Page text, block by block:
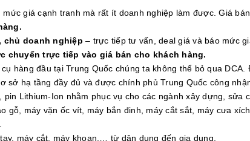
giá cạnh tranh mà rất ít doanh nghiệp làm được. Giá
chủ doanh nghiệp – trực tiếp tư vấn, deal giá và báo mức
chuyển trực tiếp vào giá bán cho khách hàng.
hàng đầu tại Trung Quốc chúng ta không thể bỏ qua
hạ tầng đầy đủ và được chính phủ Trung Quốc công
Lithium-Ion nhằm phục vụ cho các ngành xây dựng,
gỗ, máy vặn ốc vít, máy bắn đinh, máy cắt sắt, máy cưa
máy cắt, máy khoan,… từ dân dụng đến gia dụng.